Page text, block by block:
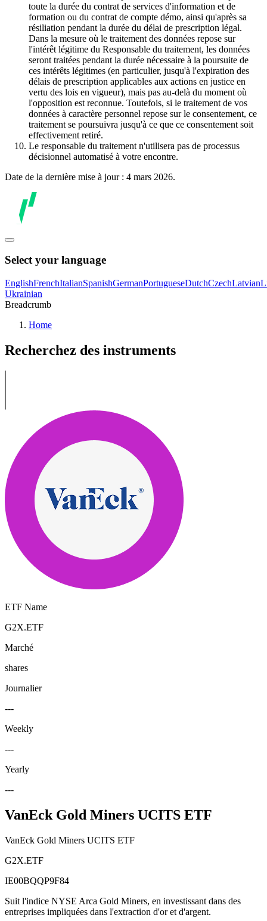
toute la durée du contrat de services d'information et de
formation ou du contrat de compte démo, ainsi qu'après sa
résiliation pendant la durée du délai de prescription légal.
Dans la mesure où le traitement des données repose sur
l'intérêt légitime du Responsable du traitement, les données
seront traitées pendant la durée nécessaire à la poursuite de
ces intérêts légitimes (en particulier, jusqu'à l'expiration des
délais de prescription applicables aux actions en justice en
vertu des lois en vigueur), mais pas au-delà du moment où
l'opposition est reconnue. Toutefois, si le traitement de vos
données à caractère personnel repose sur le consentement, ce
traitement se poursuivra jusqu'à ce que ce consentement soit
effectivement retiré.
Le responsable du traitement n'utilisera pas de processus
décisionnel automatisé à votre encontre.
Date de la dernière mise à jour : 4 mars 2026.
Select your language
EnglishFrenchItalianSpanishGermanPortugueseDutchCzechLatvian
Ukrainian
Breadcrumb
Home
Recherchez des instruments
ETF Name
G2X.ETF
Marché
shares
Journalier
---
Weekly
---
Yearly
---
VanEck Gold Miners UCITS ETF
VanEck Gold Miners UCITS ETF
G2X.ETF
IE00BQQP9F84
Suit l'indice NYSE Arca Gold Miners, en investissant dans des
entreprises impliquées dans l'extraction d'or et d'argent.